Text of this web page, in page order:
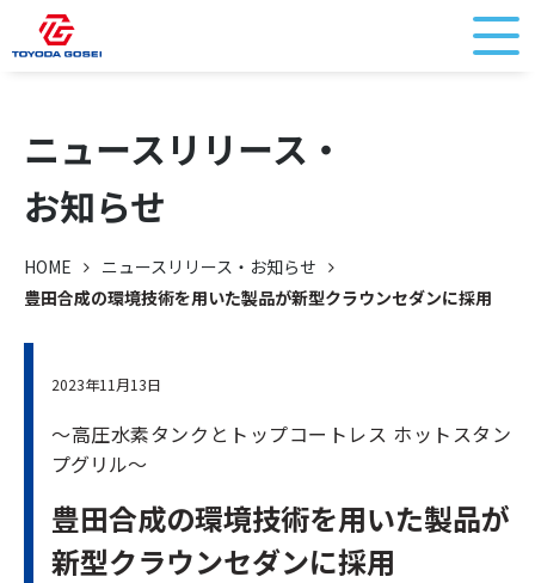
ニュースリリース・
お知らせ
HOME
ニュースリリース・お知らせ
豊田合成の環境技術を用いた製品が新型クラウンセダンに採用
2023年11月13日
～高圧水素タンクとトップコートレス ホットスタン
プグリル～
豊田合成の環境技術を用いた製品が
新型クラウンセダンに採用